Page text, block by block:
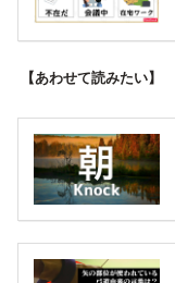
【あわせて読みたい】